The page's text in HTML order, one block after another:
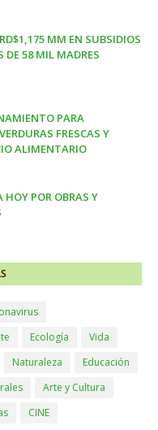
MM EN SUBSIDIOS
DE 58 MIL MADRES
PARA
FRESCAS Y
ALIMENTARIO
HOY POR OBRAS Y
Ecología
Vida
Naturaleza
Educación
Arte y Cultura
CINE